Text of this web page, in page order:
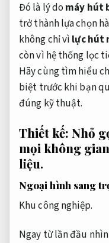
Đó là lý do máy hút
trở thành lựa chọn
không chỉ vì lực hút
còn vì hệ thống lọc
Hãy cùng tìm hiểu
biệt trước khi bạn
đúng kỹ thuật.
Thiết kế: Nhỏ
mọi không
liệu.
Ngoại hình sang
Khu công nghiệp.
Ngay từ lần đầu